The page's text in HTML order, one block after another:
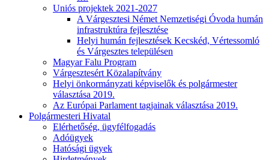
Uniós projektek 2021-2027
A Várgesztesi Német Nemzetiségi Óvoda humán
infrastruktúra fejlesztése
Helyi humán fejlesztések Kecskéd, Vértessomló
és Várgesztes településen
Magyar Falu Program
Várgesztesért Közalapítvány
Helyi önkormányzati képviselők és polgármester
választása 2019.
Az Európai Parlament tagjainak választása 2019.
Polgármesteri Hivatal
Elérhetőség, ügyfélfogadás
Adóügyek
Hatósági ügyek